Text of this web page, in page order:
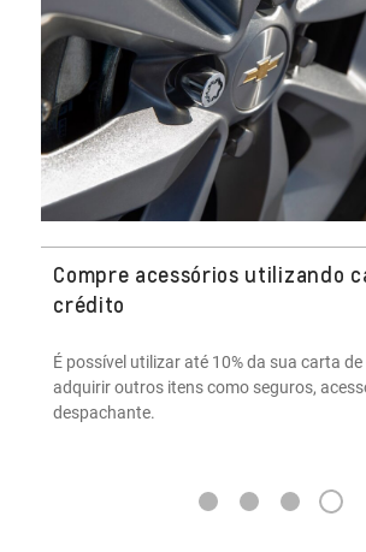
Compre acessórios utilizando
crédito
É possível utilizar até 10% da sua carta
adquirir outros itens como seguros,
despachante.
1 2 3 4